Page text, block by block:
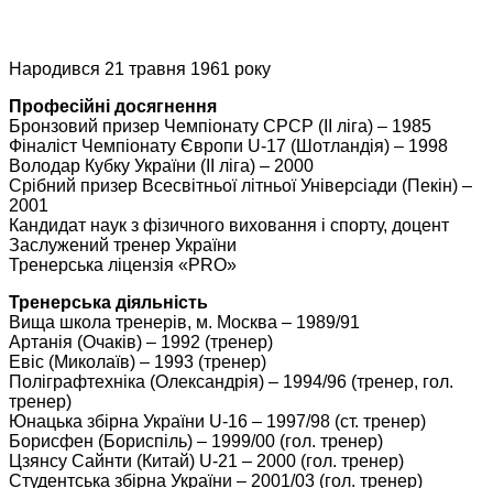
Народився 21 травня 1961 року
Професійні досягнення
Бронзовий призер Чемпіонату СРСР (ІІ ліга) – 1985
Фіналіст Чемпіонату Європи U-17 (Шотландія) – 1998
Володар Кубку України (ІІ ліга) – 2000
Срібний призер Всесвітньої літньої Універсіади (Пекін) –
2001
Кандидат наук з фізичного виховання і спорту, доцент
Заслужений тренер України
Тренерська ліцензія «PRO»
Тренерська діяльність
Вища школа тренерів, м. Москва – 1989/91
Артанія (Очаків) – 1992 (тренер)
Евіс (Миколаїв) – 1993 (тренер)
Поліграфтехніка (Олександрія) – 1994/96 (тренер, гол.
тренер)
Юнацька збірна України U-16 – 1997/98 (ст. тренер)
Борисфен (Бориспіль) – 1999/00 (гол. тренер)
Цзянсу Сайнти (Китай) U-21 – 2000 (гол. тренер)
Студентська збірна України – 2001/03 (гол. тренер)